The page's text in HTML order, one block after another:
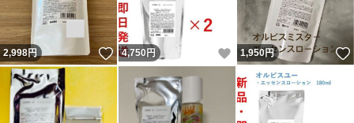
2,998円 いいね！
4,750 円 いいね！
1,950円